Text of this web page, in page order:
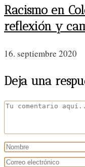
Racismo en
reflexión y
16. septiembre 2020
Deja una
Comentario
Introduce
tu
Introduce